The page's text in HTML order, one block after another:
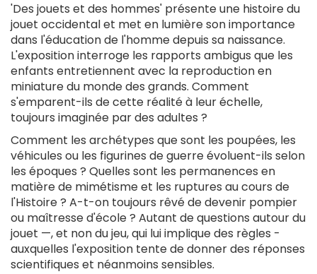
'Des jouets et des hommes' présente une histoire du
jouet occidental et met en lumière son importance
dans l'éducation de l'homme depuis sa naissance.
L'exposition interroge les rapports ambigus que les
enfants entretiennent avec la reproduction en
miniature du monde des grands. Comment
s'emparent-ils de cette réalité à leur échelle,
toujours imaginée par des adultes ?
Comment les archétypes que sont les poupées, les
véhicules ou les figurines de guerre évoluent-ils selon
les époques ? Quelles sont les permanences en
matière de mimétisme et les ruptures au cours de
l'Histoire ? A-t-on toujours rêvé de devenir pompier
ou maîtresse d'école ? Autant de questions autour du
jouet —, et non du jeu, qui lui implique des règles -
auxquelles l'exposition tente de donner des réponses
scientifiques et néanmoins sensibles.